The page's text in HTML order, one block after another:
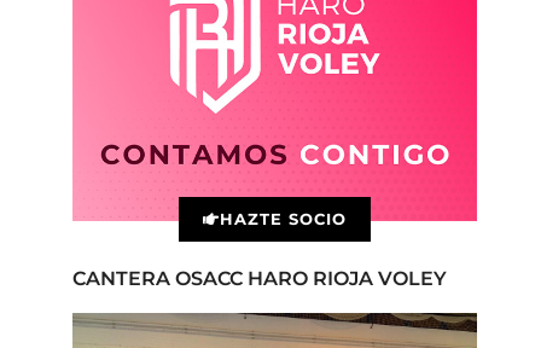
HAZTE SOCIO
CANTERA OSACC HARO RIOJA VOLEY